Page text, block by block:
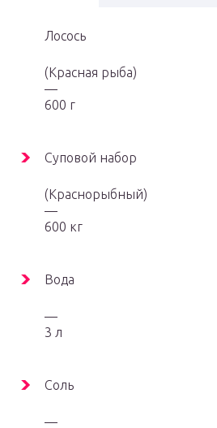
Лосось
(Красная рыба)
—
600 г
Суповой набор
(Краснорыбный)
—
600 кг
Вода
—
3 л
Соль
—